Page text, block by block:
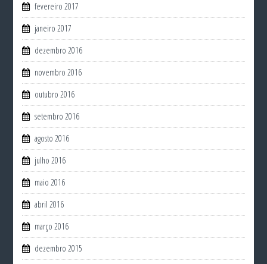
fevereiro 2017
janeiro 2017
dezembro 2016
novembro 2016
outubro 2016
setembro 2016
agosto 2016
julho 2016
maio 2016
abril 2016
março 2016
dezembro 2015